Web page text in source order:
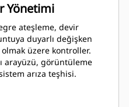
Yönetimi
ateşleme, devir
duyarlı değişken
üzere kontroller.
arayüzü, görüntüleme
arıza teşhisi.